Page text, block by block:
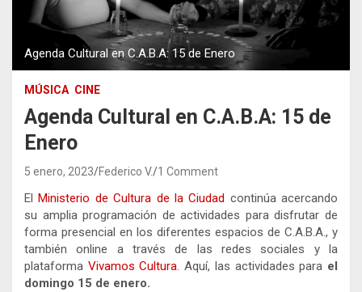
Agenda Cultural en C.A.B.A: 15 de Enero
MÚSICA CINE
Agenda Cultural en C.A.B.A: 15 de
Enero
5 enero, 2023 Federico V. 1 Comment
El Ministerio de Cultura de la Ciudad continúa acercando
su amplia programación de actividades para disfrutar de
forma presencial en los diferentes espacios de C.A.B.A., y
también online a través de las redes sociales y la
plataforma Vivamos Cultura. Aquí, las actividades para el
domingo 15 de enero.